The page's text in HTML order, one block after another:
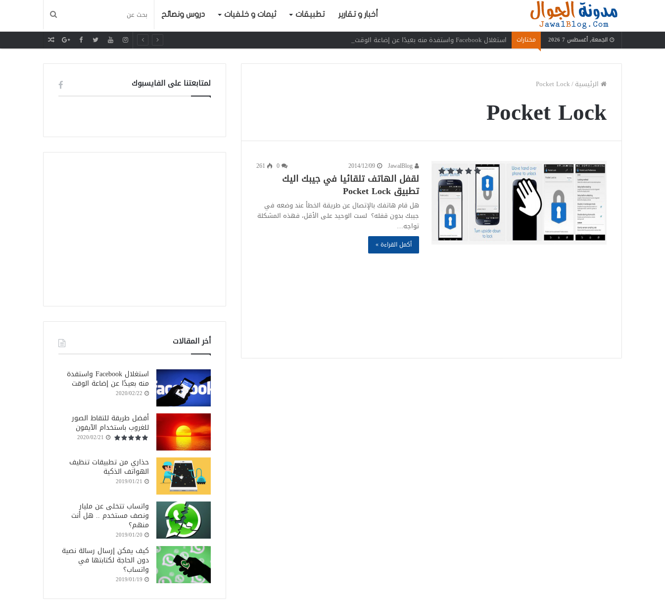
أخبار و تقارير تطبيقات ثيمات و خلفيات دروس ونصائح
الجمعة, أغسطس 7 2026 مختارات استغلال Facebook واستفدة منه بعيدًا عن إضاعة الوقت
مقال
الرئيسية/
Pocket Lock
Pocket Lock
2014/12/09
261
لقفل الهاتف تلقائيا في جيبك اليك
تطبيق Pocket Lock
هل قام هاتفك بالإتصال عن طريقة الخطأ عند وضعه في
جيبك بدون قفله؟ لست الوحيد على الأقل، فهذه المشكلة
تواجه…
أكمل القراءة »
لمتابعتنا على الفايسبوك
أخر المقالات
استغلال Facebook واستفدة
منه بعيدًا عن إضاعة الوقت
2020/02/22
أفضل طريقة للتقاط الصور
للغروب باستخدام الآيفون
2020/02/21
حذاري من تطبيقات تنظيف
الهواتف الذكية
2019/01/21
واتساب تتخلى عن مليار
ونصف مستخدم .. هل أنت
منهم؟
2019/01/20
كيف يمكن إرسال رسالة نصية
دون الحاجة لكتابتها في
واتساب؟
2019/01/19